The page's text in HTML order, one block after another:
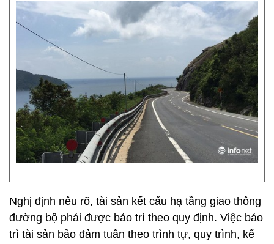
Nghị định nêu rõ, tài sản kết cấu hạ tầng giao thông
đường bộ phải được bảo trì theo quy định. Việc bảo
trì tài sản bảo đảm tuân theo trình tự, quy trình, kế